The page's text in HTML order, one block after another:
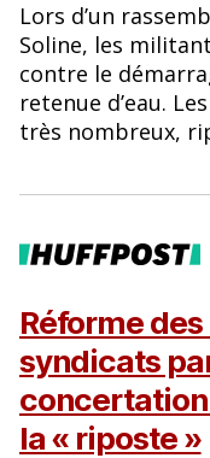
Lors d’un
Soline, les
contre le
retenue d’eau.
très nombreux,
Réforme
syndicats
la « riposte »